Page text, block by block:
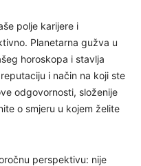
polje karijere i
Planetarna gužva u
horoskopa i stavlja
i način na koji ste
odgovornosti, složenije
o smjeru u kojem želite
perspektivu: nije